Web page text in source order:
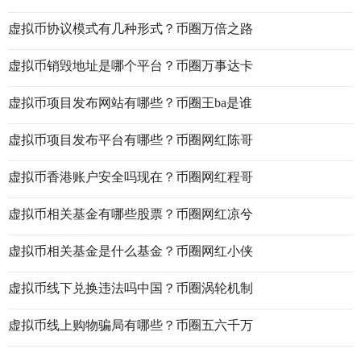
虚拟币协议模式有几种形式？币圈万倍之路
虚拟币销毁地址是哪个平台？币圈万事达卡
虚拟币项目发布网站有哪些？币圈王ba是谁
虚拟币项目发布平台有哪些？币圈网红陈哥
虚拟币香港账户安全吗现在？币圈网红程哥
虚拟币相关基金有哪些股票？币圈网红凉兮
虚拟币相关基金是什么基金？币圈网红小侠
虚拟币线下兑换违法吗中国？币圈涡轮机制
虚拟币线上购物骗局有哪些？币圈五六千万